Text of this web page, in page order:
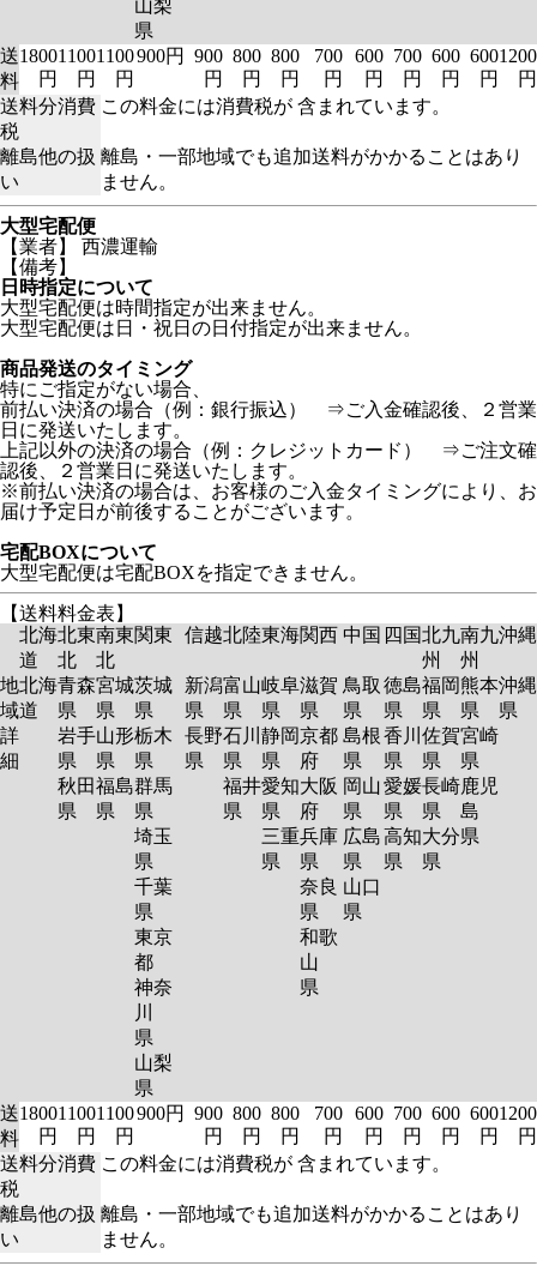
山梨
県
送
料
1800
円
1100
円
1100
円
900円
900
円
800
円
800
円
700
円
600
円
700
円
600
円
600
円
1200
円
送料分消費
税
この料金には消費税が 含まれています。
離島他の扱
い
離島・一部地域でも追加送料がかかることはあり
ません。
大型宅配便
【業者】 西濃運輸
【備考】
日時指定について
大型宅配便は時間指定が出来ません。
大型宅配便は日・祝日の日付指定が出来ません。
商品発送のタイミング
特にご指定がない場合、
前払い決済の場合（例：銀行振込） ⇒ご入金確認後、２営業
日に発送いたします。
上記以外の決済の場合（例：クレジットカード） ⇒ご注文確
認後、２営業日に発送いたします。
※前払い決済の場合は、お客様のご入金タイミングにより、お
届け予定日が前後することがございます。
宅配BOXについて
大型宅配便は宅配BOXを指定できません。
【送料料金表】
北海
道
北東
北
南東
北
関東 信越北陸東海関西 中国 四国北九
州
南九
州
沖縄
地
域
詳
細
北海
道
青森
県
岩手
県
秋田
県
宮城
県
山形
県
福島
県
茨城
県
栃木
県
群馬
県
埼玉
県
千葉
県
東京
都
神奈
川
県
山梨
県
新潟
県
長野
県
富山
県
石川
県
福井
県
岐阜
県
静岡
県
愛知
県
三重
県
滋賀
県
京都
府
大阪
府
兵庫
県
奈良
県
和歌
山
県
鳥取
県
島根
県
岡山
県
広島
県
山口
県
徳島
県
香川
県
愛媛
県
高知
県
福岡
県
佐賀
県
長崎
県
大分
県
熊本
県
宮崎
県
鹿児
島
県
沖縄
県
送
料
1800
円
1100
円
1100
円
900円
900
円
800
円
800
円
700
円
600
円
700
円
600
円
600
円
1200
円
送料分消費
税
この料金には消費税が 含まれています。
離島他の扱
い
離島・一部地域でも追加送料がかかることはあり
ません。